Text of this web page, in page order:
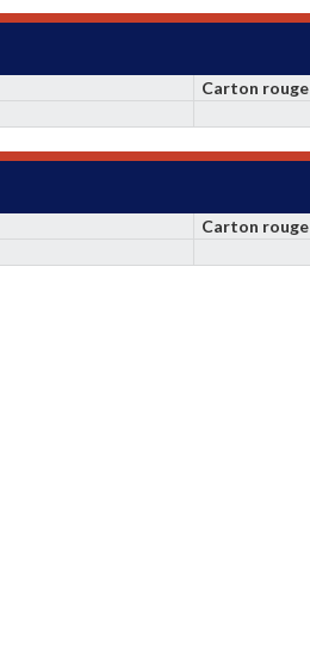
Carton rouge
Carton rouge